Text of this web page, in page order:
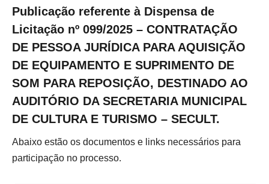
Publicação referente à Dispensa de
Licitação nº 099/2025 – CONTRATAÇÃO
DE PESSOA JURÍDICA PARA AQUISIÇÃO
DE EQUIPAMENTO E SUPRIMENTO DE
SOM PARA REPOSIÇÃO, DESTINADO AO
AUDITÓRIO DA SECRETARIA MUNICIPAL
DE CULTURA E TURISMO – SECULT.
Abaixo estão os documentos e links necessários para
participação no processo.